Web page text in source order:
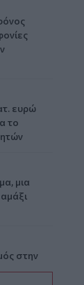
ευρώ
το
μια
στην